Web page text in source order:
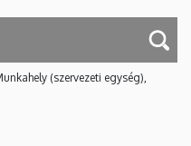
(szervezeti egység),